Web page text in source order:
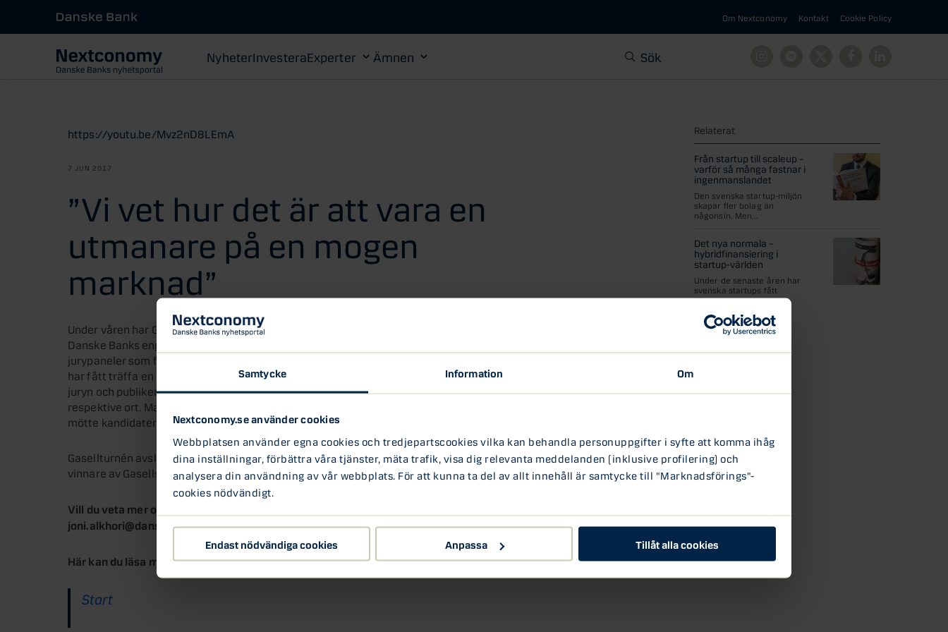
Samtycke Information Om
Nextconomy.se använder cookies
Webbplatsen använder egna cookies och tredjepartscookies vilka kan behandla personuppgifter i syfte att komma ihåg
dina inställningar, förbättra våra tjänster, mäta trafik, visa dig relevanta meddelanden (inklusive profilering) och
analysera din användning av vår webbplats. För att kunna ta del av allt innehåll är samtycke till "Marknadsförings"-
cookies nödvändigt.
Endast nödvändiga cookies Anpassa Tillåt alla cookies
Om Nextconomy Kontakt Cookie Policy
NyheterInvesteraExperter Ämnen Sök
https://youtu.be/Mvz2nD8LEmA
7 JUN 2017
”Vi vet hur det är att vara en
utmanare på en mogen
marknad”
Under våren har Gasellturnén besökt städerna Stockholm, Luleå, Jönköping, Västerås och Malmö.
Danske Banks engagemang i Di Gasell 2017 har bland annat inneburit att en expert deltagit i de
jurypaneler som frågat ut de nominerade företagen i Gasellsprånget. Två kandidater i varje region
har fått träffa en expertpanel och presentera sina företag. Företagen ska göra intryck både på
juryn och publiken och sedan har publiken fått rösta fram den vinnande kandidaten från
respektive ort. Martin Larsson, chef för Danske Banks Finanscenter i Malmö, satt med i juryn som
mötte kandidaterna i Malmö.
Gasellturnén avslutades med finalen i Göteborg den 1 juni då Karin Bjärle från PS of Sweden blev
vinnare av Gasellsprånget 2017.
Vill du veta mer om Danske Banks partnerskap till Di Gasell, vänligen kontakta
joni.alkhori@danskebank.se
Här kan du läsa mer om Di Gasell 2017:
Start
Relaterat
Från startup till scaleup –
varför så många fastnar i
ingenmanslandet
Den svenska startup-miljön
skapar fler bolag än
någonsin. Men...
Det nya normala –
hybridfinansiering i
startup-världen
Under de senaste åren har
svenska startups fått
kämpa...